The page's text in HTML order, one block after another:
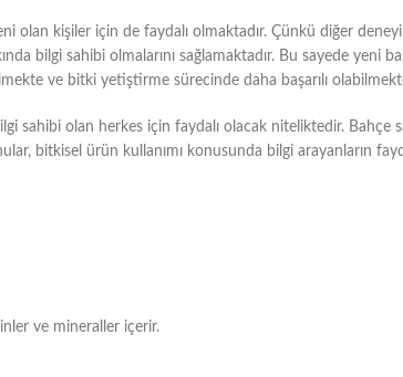
olan kişiler için de faydalı olmaktadır. Çünkü diğer
bilgi sahibi olmalarını sağlamaktadır. Bu sayede yeni
ve bitki yetiştirme sürecinde daha başarılı
sahibi olan herkes için faydalı olacak niteliktedir. Bahçe
bitkisel ürün kullanımı konusunda bilgi arayanların
ve mineraller içerir.